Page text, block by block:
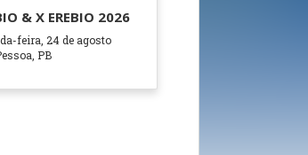
& X EREBIO 2026
feira, 24 de agosto
PB